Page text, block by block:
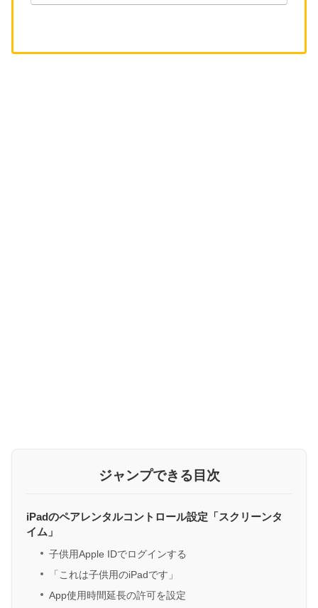
ジャンプできる目次
iPadのペアレンタルコントロール設定「スクリーンタ
イム」
子供用Apple IDでログインする
「これは子供用のiPadです」
App使用時間延長の許可を設定